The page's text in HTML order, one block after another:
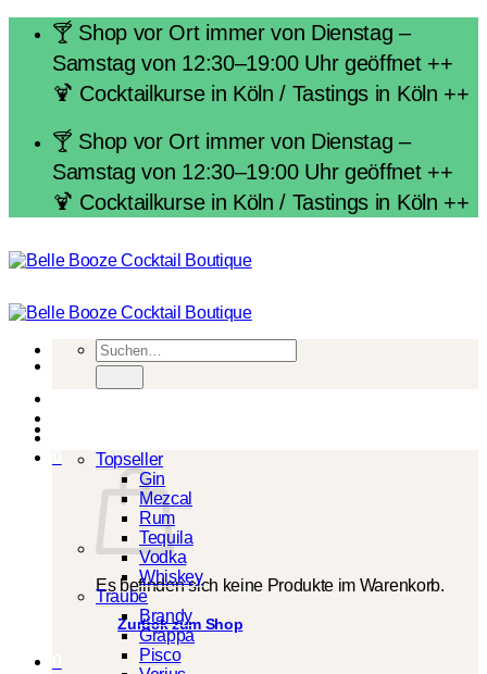
springen
🍸 Shop vor Ort immer von Dienstag –
Samstag von 12:30–19:00 Uhr geöffnet ++
🍹 Cocktailkurse in Köln / Tastings in Köln ++
🍸 Shop vor Ort immer von Dienstag –
Samstag von 12:30–19:00 Uhr geöffnet ++
🍹 Cocktailkurse in Köln / Tastings in Köln ++
Suchen
nach:
Es befinden sich keine Produkte im Warenkorb.
Zurück zum Shop
Topseller
Gin
Mezcal
Rum
Tequila
Vodka
Whiskey
Traube
Brandy
Grappa
Pisco